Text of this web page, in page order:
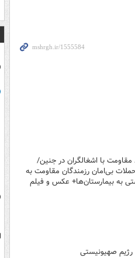
با اشغالگران در جنین/
بی‌امان رزمندگان مقاومت به
به بیمارستان‌ها+ عکس و فیلم
صهیونیستی